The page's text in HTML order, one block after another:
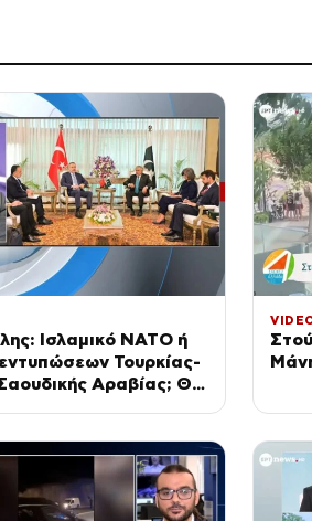
Ισλαμικό ΝΑΤΟ ή
Τουρκίας-
Αραβίας; Θα